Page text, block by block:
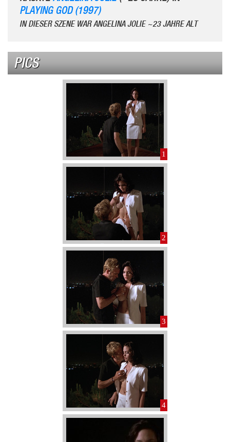
PLAYING GOD (1997)
IN DIESER SZENE WAR ANGELINA JOLIE ~23 JAHRE ALT
PICS
1
2
3
4